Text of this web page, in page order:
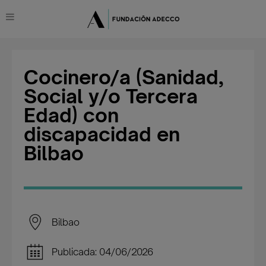
Cocinero/a (Sanidad,
Social y/o Tercera
Edad) con
discapacidad en
Bilbao
Bilbao
Publicada: 04/06/2026